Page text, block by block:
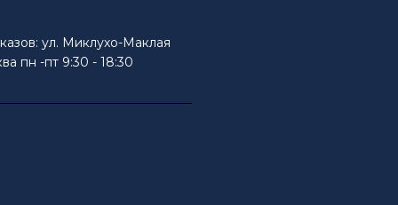
ул. Миклухо-Маклая
пн -пт 9:30 - 18:30